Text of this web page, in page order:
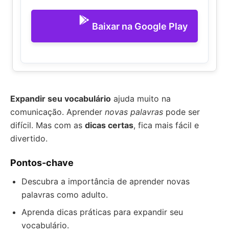
Baixar na Google Play
Expandir seu vocabulário ajuda muito na
comunicação. Aprender novas palavras pode ser
difícil. Mas com as dicas certas, fica mais fácil e
divertido.
Pontos-chave
Descubra a importância de aprender novas
palavras como adulto.
Aprenda dicas práticas para expandir seu
vocabulário.